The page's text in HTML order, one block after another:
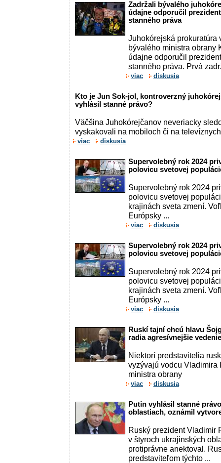
Zadržali bývalého
údajne odporučil
stanného práva
Juhokórejská prokuratúra
bývalého ministra obrany
údajne odporučil
stanného práva. Prvá
viac diskusia
Kto je Jun Sok-jol, kontroverzný
vyhlásil stanné právo?
Väčšina Juhokórejčanov neveriacky
vyskakovali na mobiloch či na
viac diskusia
Supervolebný rok 2024
polovicu svetovej
Supervolebný rok 2024
polovicu svetovej
krajinách sveta zmení.
Európsky ...
viac diskusia
Supervolebný rok 2024
polovicu svetovej
Supervolebný rok 2024
polovicu svetovej
krajinách sveta zmení.
Európsky ...
viac diskusia
Ruskí tajní chcú hlavu
radia agresívnejšie
Niektorí predstavitelia
vyzývajú vodcu Vladimira
ministra obrany
viac diskusia
Putin vyhlásil stanné
oblastiach, oznámil
Ruský prezident Vladimir
v štyroch ukrajinských
protiprávne anektoval.
predstaviteľom týchto ...